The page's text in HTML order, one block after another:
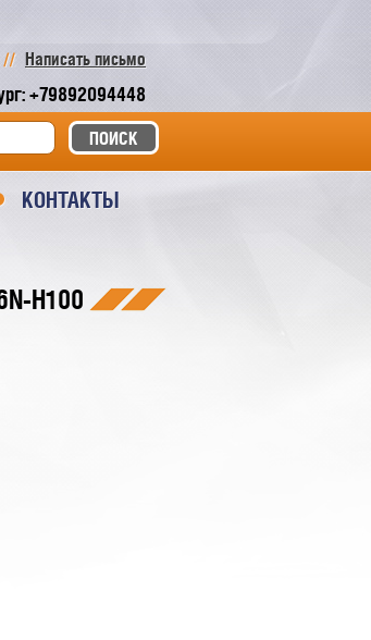
Написать письмо
+79892094448
КОНТАКТЫ
H100